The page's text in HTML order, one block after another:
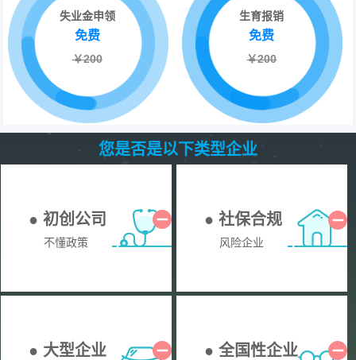
失业金申领
免费
￥200
生育报销
免费
￥200
您是否是以下类型企业
● 初创公司
不懂政策
● 社保合规
风险企业
● 大型企业 ● 全国性企业